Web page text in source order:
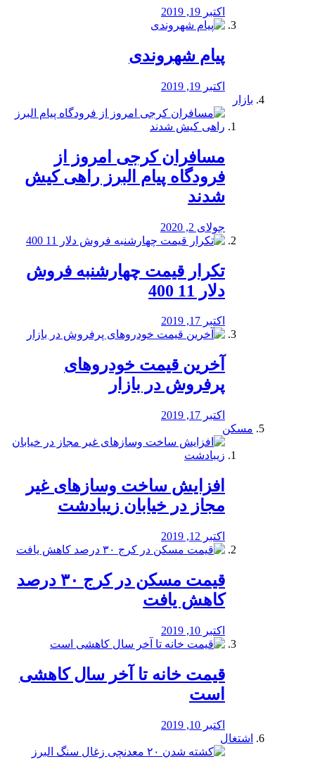
اکتبر 19, 2019
پیام شهروندی
اکتبر 19, 2019
بازار
مسافران کرجی امروز از
فرودگاه پیام البرز راهی کیش
شدند
جولای 2, 2020
تکرار قیمت چهارشنبه فروش
دلار 11 400
اکتبر 17, 2019
آخرین قیمت خودرو‌های
پرفروش در بازار
اکتبر 17, 2019
مسکن
افزایش ساخت وسازهای غیر
مجاز در خیابان زیبادشت
اکتبر 12, 2019
️قیمت مسکن در کرج ۳۰ درصد
کاهش یافت
اکتبر 10, 2019
قیمت خانه تا آخر سال کاهشی
است
اکتبر 10, 2019
اشتغال